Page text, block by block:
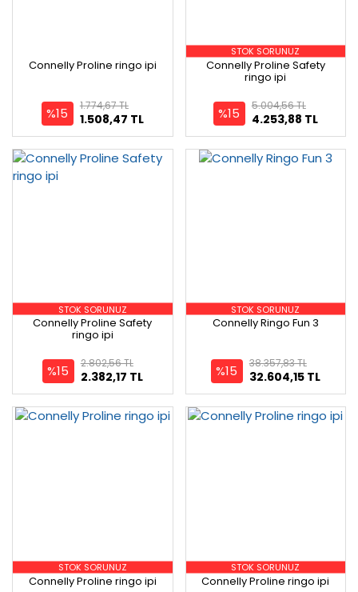
Connelly Proline ringo ipi
%15 1.508,47 TL
1.774,67 TL
STOK SORUNUZ
Connelly Proline Safety
ringo ipi
%15 4.253,88 TL
5.004,56 TL
STOK SORUNUZ
Connelly Proline Safety
ringo ipi
%15 2.382,17 TL
2.802,56 TL
STOK SORUNUZ
Connelly Ringo Fun 3
%15 32.604,15 TL
38.357,83 TL
STOK SORUNUZ
Connelly Proline ringo ipi
STOK SORUNUZ
Connelly Proline ringo ipi